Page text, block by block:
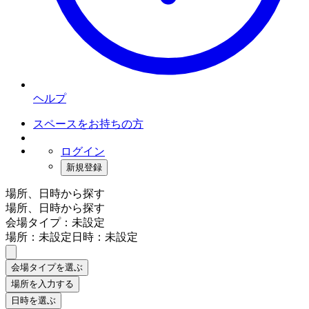
ヘルプ
スペースをお持ちの方
ログイン
新規登録
場所、日時から探す
場所、日時から探す
会場タイプ：未設定
場所：未設定日時：未設定
会場タイプを選ぶ
場所を入力する
日時を選ぶ